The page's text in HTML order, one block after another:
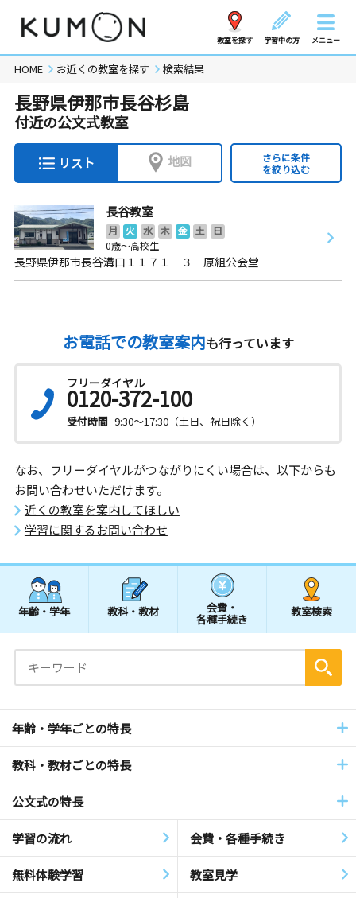
教室を探す 学習中の方 メニュー
HOME お近くの教室を探す 検索結果
長野県伊那市長谷杉島
付近の公文式教室
リスト 地図
さらに条件
を絞り込む
長谷教室
月 火 水 木 金 土
日
0歳～高校生
長野県伊那市長谷溝口１１７１－３ 原組公会堂
お電話での教室案内も行っています
フリーダイヤル
0120-372-100
受付時間 9:30～17:30（土日、祝日除く）
なお、フリーダイヤルがつながりにくい場合は、以下からも
お問い合わせいただけます。
近くの教室を案内してほしい
学習に関するお問い合わせ
年齢・学年 教科・教材 会費・
各種手続き
教室検索
年齢・学年ごとの特長
教科・教材ごとの特長
公文式の特長
学習の流れ 会費・各種手続き
無料体験学習 教室見学